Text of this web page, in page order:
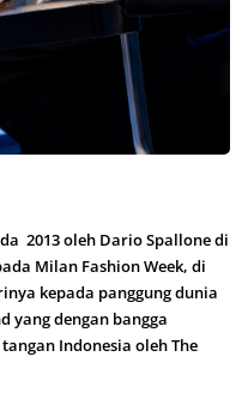
2013 oleh Dario Spallone di
Milan Fashion Week, di
kepada panggung dunia
yang dengan bangga
Indonesia oleh The